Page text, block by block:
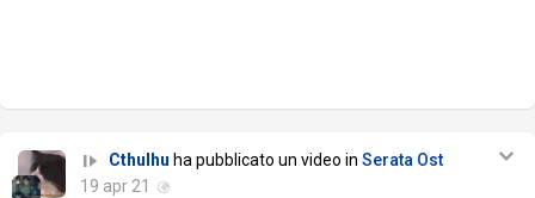
Cthulhu ha pubblicato un video in Serata Ost
19 apr 21